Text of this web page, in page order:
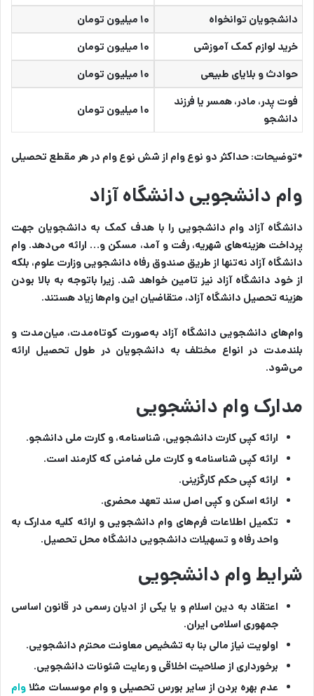
دانشجویان توانخواه
۱۰ میلیون تومان
خرید لوازم کمک آموزشی
۱۰ میلیون تومان
حوادث و بلایای طبیعی
۱۰ میلیون تومان
فوت پدر، مادر، همسر یا فرزند
دانشجو
۱۰ میلیون تومان
*توضیحات: حداکثر دو نوع وام از شش نوع وام در هر مقطع تحصیلی
وام دانشجویی دانشگاه آزاد
دانشگاه آزاد وام دانشجویی را با هدف کمک به دانشجویان جهت
پرداخت هزینه‌های شهریه، رفت و آمد، مسکن و… ارائه می‌دهد. وام
دانشگاه آزاد نه‌تنها از طریق صندوق رفاه دانشجویی وزارت علوم، بلکه
از خود دانشگاه آزاد نیز تامین خواهد شد. زیرا باتوجه به بالا بودن
هزینه تحصیل دانشگاه آزاد، متقاضیان این وام‌ها زیاد هستند.
وام‌های دانشجویی دانشگاه آزاد به‌صورت کوتاه‌مدت، میان‌مدت و
بلندمدت در انواع مختلف به دانشجویان در طول تحصیل ارائه
می‌شود.
مدارک وام دانشجویی
ارائه کپی کارت دانشجویی، شناسنامه، و کارت ملی دانشجو.
ارائه کپی شناسنامه و کارت ملی ضامنی که کارمند است.
ارائه کپی حکم کارگزینی.
ارائه اسکن و کپی اصل سند تعهد محضری.
تکمیل اطلاعات فرم‌های وام دانشجویی و ارائه کلیه مدارک به
واحد رفاه و تسهیلات دانشجویی دانشگاه محل تحصیل.
شرایط وام دانشجویی
اعتقاد به دین اسلام و یا یکی از ادیان رسمی در قانون اساسی
جمهوری اسلامی ایران.
اولویت نیاز مالی بنا به تشخیص معاونت محترم دانشجویی.
برخورداری از صلاحیت اخلاقی و رعایت شئونات دانشجویی.
عدم بهره بردن از سایر بورس تحصیلی و وام موسسات مثلاوام